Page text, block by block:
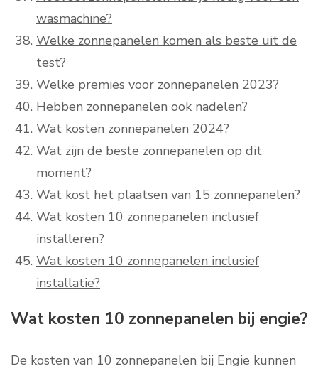
wasmachine?
Welke zonnepanelen komen als beste uit de
test?
Welke premies voor zonnepanelen 2023?
Hebben zonnepanelen ook nadelen?
Wat kosten zonnepanelen 2024?
Wat zijn de beste zonnepanelen op dit
moment?
Wat kost het plaatsen van 15 zonnepanelen?
Wat kosten 10 zonnepanelen inclusief
installeren?
Wat kosten 10 zonnepanelen inclusief
installatie?
Wat kosten 10 zonnepanelen bij engie?
De kosten van 10 zonnepanelen bij Engie kunnen